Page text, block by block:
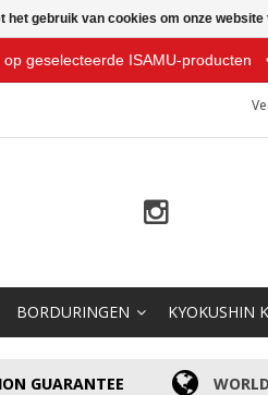
op geselecteerde ISAMU-producten
BORDURINGEN KYOKUSHIN
GUARANTEE
het gebruik van cookies om onze